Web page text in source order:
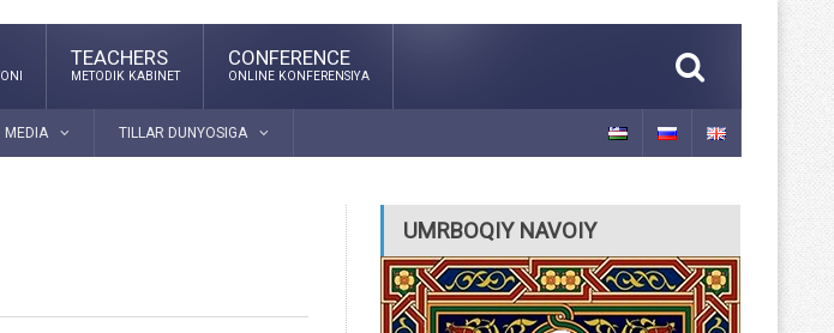
TEACHERS
METODIK KABINET
CONFERENCE
ONLINE KONFERENSIYA
MEDIA TILLAR DUNYOSIGA
UMRBOQIY NAVOIY